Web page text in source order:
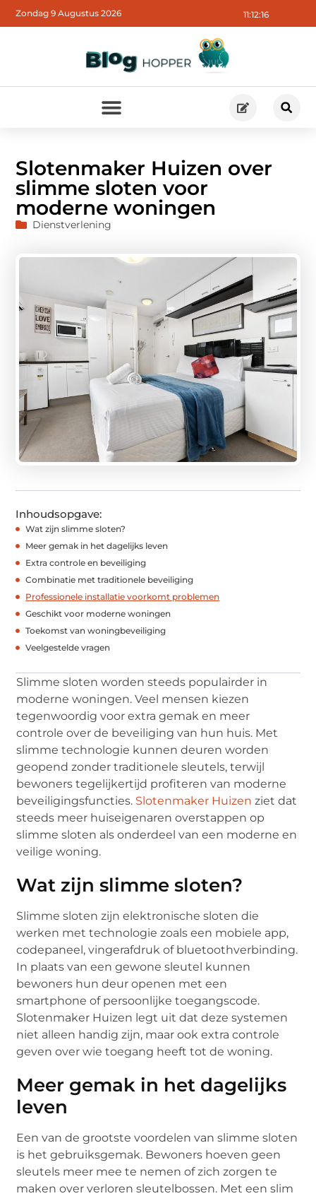
11:12:17
Zondag 9 Augustus 2026
Slotenmaker Huizen over
slimme sloten voor
moderne woningen
Dienstverlening
Inhoudsopgave:
Wat zijn slimme sloten?
Meer gemak in het dagelijks leven
Extra controle en beveiliging
Combinatie met traditionele beveiliging
Professionele installatie voorkomt problemen
Geschikt voor moderne woningen
Toekomst van woningbeveiliging
Veelgestelde vragen
Slimme sloten worden steeds populairder in
moderne woningen. Veel mensen kiezen
tegenwoordig voor extra gemak en meer
controle over de beveiliging van hun huis. Met
slimme technologie kunnen deuren worden
geopend zonder traditionele sleutels, terwijl
bewoners tegelijkertijd profiteren van moderne
beveiligingsfuncties. Slotenmaker Huizen ziet dat
steeds meer huiseigenaren overstappen op
slimme sloten als onderdeel van een moderne en
veilige woning.
Wat zijn slimme sloten?
Slimme sloten zijn elektronische sloten die
werken met technologie zoals een mobiele app,
codepaneel, vingerafdruk of bluetoothverbinding.
In plaats van een gewone sleutel kunnen
bewoners hun deur openen met een
smartphone of persoonlijke toegangscode.
Slotenmaker Huizen legt uit dat deze systemen
niet alleen handig zijn, maar ook extra controle
geven over wie toegang heeft tot de woning.
Meer gemak in het dagelijks
leven
Een van de grootste voordelen van slimme sloten
is het gebruiksgemak. Bewoners hoeven geen
sleutels meer mee te nemen of zich zorgen te
maken over verloren sleutelbossen. Met een slim